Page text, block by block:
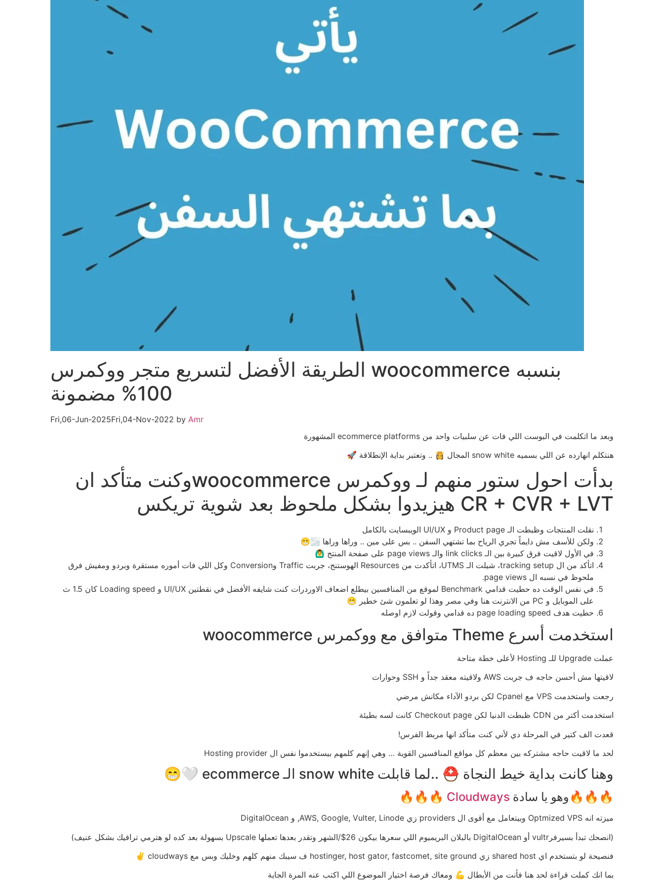
الطريقة الأفضل لتسريع متجر ووكمرس woocommerce بنسبه
100% مضمونة
Fri,06-Jun-2025Fri,04-Nov-2022 by Amr
وبعد ما اتكلمت في البوست اللي فات عن سلبيات واحد من ecommerce platforms المشهورة
هنتكلم انهارده عن اللي بسميه snow white المجال 👸 .. وتعتبر بداية الإنطلاقة 🚀
بدأت احول ستور منهم لـ ووكمرس woocommerceوكنت متأكد ان
CR + CVR + LVT هيزيدوا بشكل ملحوظ بعد شوية تريكس
نقلت المنتجات وظبطت الـ Product page و UI/UX الويبسايت بالكامل
ولكن للأسف مش دايماً تجري الرياح بما تشتهي السفن .. بس على مين .. وراها وراها 🌫️😁
في الأول لاقيت فرق كبيرة بين الـ link clicks والـ page views على صفحة المنتج 🙆‍♂️
اتأكد من ال tracking setup، شيلت الـ UTMS، اتأكدت من Resources الهوستنج، جربت Traffic وConversion وكل اللي فات أموره مستقرة وبردو ومفيش فرق
ملحوظ في نسبه ال page views.
في نفس الوقت ده حطيت قدامي Benchmark لموقع من المنافسين بيطلع اضعاف الاوردرات كنت شايفه الأفضل في نقطتين UI/UX و Loading speed كان 1.5 ث
على الموبايل و PC من الانترنت هنا وفي مصر وهذا لو تعلمون شئ خطير 😁
حطيت هدف page loading speed ده قدامي وقولت لازم اوصله
استخدمت أسرع Theme متوافق مع ووكمرس woocommerce
عملت Upgrade للـ Hosting لأعلى خطة متاحة
لاقيتها مش أحسن حاجه ف جربت AWS ولاقيته معقد جداً و SSH وحوارات
رجعت واستخدمت VPS مع Cpanel لكن بردو الآداء مكانش مرضي
استخدمت أكتر من CDN ظبطت الدنيا لكن Checkout page كانت لسه بطيئة
قعدت الف كتير في المرحلة دي لأني كنت متأكد انها مربط الفرس!
لحد ما لاقيت حاجه مشتركه بين معظم كل مواقع المنافسين القوية … وهي إنهم كلمهم بيستخدموا نفس ال Hosting provider
وهنا كانت بداية خيط النجاة ⛑️ ..لما قابلت snow white الـ ecommerce 🤍😁
🔥🔥🔥وهو يا سادة Cloudways
🔥🔥🔥
ميزته انه Optmized VPS وبيتعامل مع أقوى ال providers زي AWS, Google, Vulter, Linode, و DigitalOcean
(انصحك تبدأ بسيرفرvultr أو DigitalOcean بالبلان البريميوم اللي سعرها بيكون 26$/الشهر وتقدر بعدها تعملها Upscale بسهولة بعد كده لو هترمي ترافيك بشكل عنيف)
فنصيحة لو بتستخدم اي shared host زي hostinger, host gator, fastcomet, site ground ف سيبك منهم كلهم وخليك وبس مع cloudways ✌️
بما انك كملت قراءة لحد هنا فأنت من الأبطال 💪 ومعاك فرصة اختيار الموضوع اللي اكتب عنه المرة الجاية